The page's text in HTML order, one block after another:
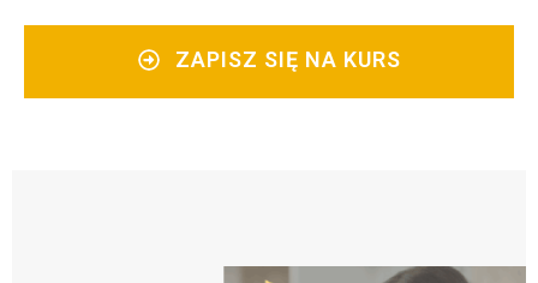
ZAPISZ SIĘ NA KURS